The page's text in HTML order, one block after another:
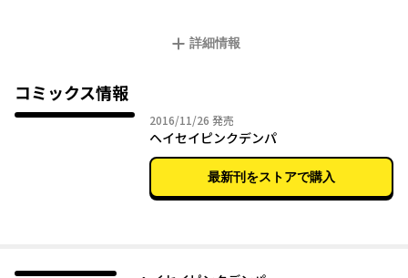
詳細情報
コミックス情報
2016/11/26 2016年11月26日
発売
ヘイセイピンクデンパ
最新刊をストアで購入